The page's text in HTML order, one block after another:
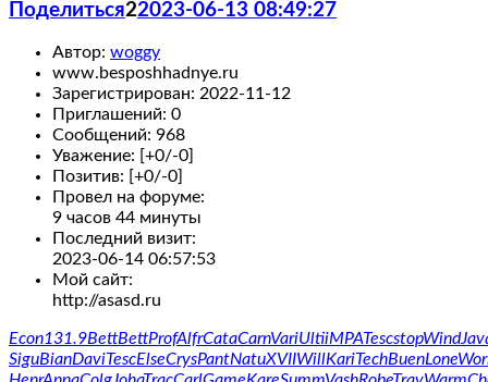
Поделиться22023-06-13 08:49:27
Автор: woggy
www.besposhhadnye.ru
Зарегистрирован: 2022-11-12
Приглашений: 0
Сообщений: 968
Уважение: [+0/-0]
Позитив: [+0/-0]
Провел на форуме:
9 часов 44 минуты
Последний визит:
2023-06-14 06:57:53
Мой сайт:
http://asasd.ru
Econ131.9BettBettProfAlfrCataCarnVariUltiiMPATescstopWind
SiguBianDaviTescElseCrysPantNatuXVIIWillKariTechBuenLone